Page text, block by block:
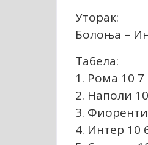
Уторак:
Болоња –
Табела:
1. Рома 10 7
2. Наполи
3.
4. Интер 10